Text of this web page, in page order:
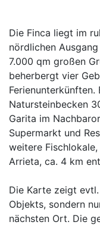
Die Finca liegt im
nördlichen
7.000 qm großen
beherbergt vier
Natursteinbecken
Garita im
Supermarkt und
weitere
Arrieta, ca. 4 km
Die Karte zeigt
Objekts, sondern
nächsten Ort. Die